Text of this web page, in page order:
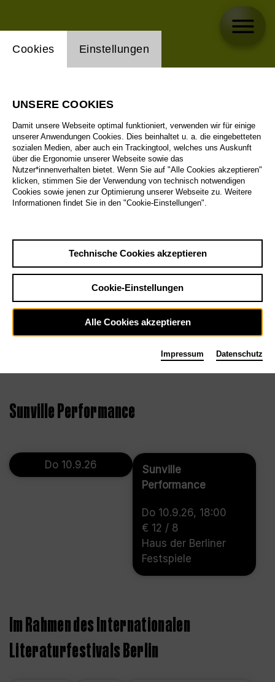
Sunville Performance
Do 10.9.26
Sunville
Performance
Do 10.9.26, 18:00
€ 12 / 8
Haus der Berliner
Festspiele
Im Rahmen des Internationalen
Literaturfestivals Berlin
Einstellung Website Cookie
Cookies Einstellungen
UNSERE COOKIES
Damit unsere Webseite optimal funktioniert, verwenden wir für einige
unserer Anwendungen Cookies. Dies beinhaltet u. a. die eingebetteten
sozialen Medien, aber auch ein Trackingtool, welches uns Auskunft
über die Ergonomie unserer Webseite sowie das
Nutzer*innenverhalten bietet. Wenn Sie auf "Alle Cookies akzeptieren"
klicken, stimmen Sie der Verwendung von technisch notwendigen
Cookies sowie jenen zur Optimierung unserer Webseite zu. Weitere
Informationen findet Sie in den "Cookie-Einstellungen".
Technische Cookies akzeptieren
Cookie-Einstellungen
Alle Cookies akzeptieren
Impressum Datenschutz